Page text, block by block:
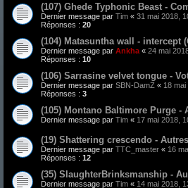
(107) Ghede Typhonic Beast -
Dernier message par Tim « 31 mai 2018,
Réponses : 20
(104) Matasuntha wall - intercept
Dernier message par Ankha « 24 mai
Réponses : 10
(106) Sarrasine velvet tongue -
Dernier message par SBN-DamZ « 18
Réponses : 3
(105) Montano Baltimore Purge -
Dernier message par Tim « 17 mai 2018,
(19) Shattering crescendo -
Dernier message par TTC_master « 16
Réponses : 12
(35) SlaughterBrinksmanship -
Dernier message par Tim « 14 mai 2018,